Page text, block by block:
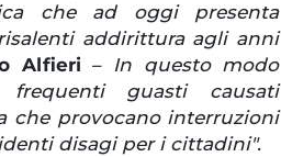
che ad oggi presenta
addirittura agli anni
Alfieri – In questo modo
guasti causati
che provocano interruzioni
disagi per i cittadini".